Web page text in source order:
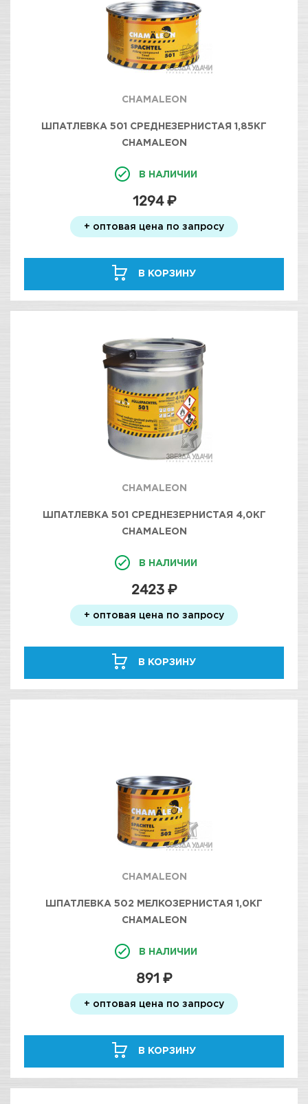
CHAMALEON
ШПАТЛЕВКА 501 СРЕДНЕЗЕРНИСТАЯ 1,85КГ
CHAMALEON
В НАЛИЧИИ
1294 ₽
+ оптовая цена по запросу
В КОРЗИНУ
CHAMALEON
ШПАТЛЕВКА 501 СРЕДНЕЗЕРНИСТАЯ 4,0КГ
CHAMALEON
В НАЛИЧИИ
2423 ₽
+ оптовая цена по запросу
В КОРЗИНУ
CHAMALEON
ШПАТЛЕВКА 502 МЕЛКОЗЕРНИСТАЯ 1,0КГ
CHAMALEON
В НАЛИЧИИ
891 ₽
+ оптовая цена по запросу
В КОРЗИНУ